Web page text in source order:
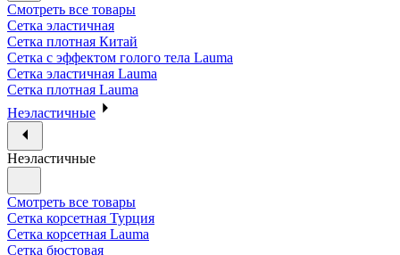
Смотреть все товары
Сетка эластичная
Сетка плотная Китай
Сетка с эффектом голого тела Lauma
Сетка эластичная Lauma
Сетка плотная Lauma
Неэластичные
Неэластичные
Смотреть все товары
Сетка корсетная Турция
Сетка корсетная Lauma
Сетка бюстовая